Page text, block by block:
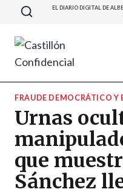
Saltar
contenido
EL DIARIO DIGITAL DE
FRAUDE DEMOCRÁTICO Y
Urnas
que
Sánchez